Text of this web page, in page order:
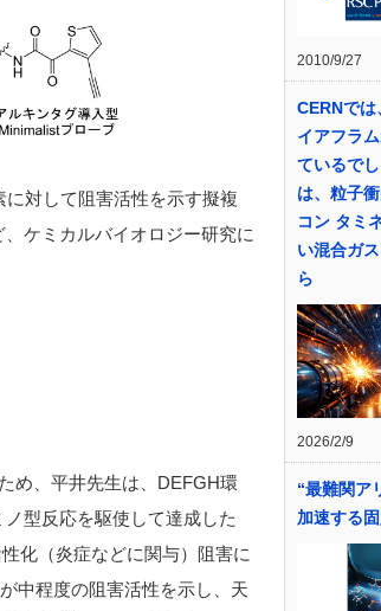
対して阻害活性を示す擬複
ケミカルバイオロジー研究に
め、平井先生は、 DEFGH環
型反応を駆使して達成した
化（炎症などに関与）阻害に
が中程度の阻害活性を示し、天
2010/9/27
CERNで
イアフラ
ているで
は、粒子
コン タミ
い混合ガ
ら
2026/2/9
“最難関ア
加速する